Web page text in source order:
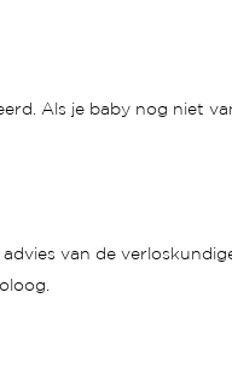
Als je baby nog niet
van de